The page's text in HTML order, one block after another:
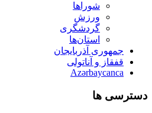
شوراها
ورزش
گردشگری
استان‌ها
جمهوری آذربایجان
قفقاز و آناتولی
Azərbaycanca
دسترسی ها